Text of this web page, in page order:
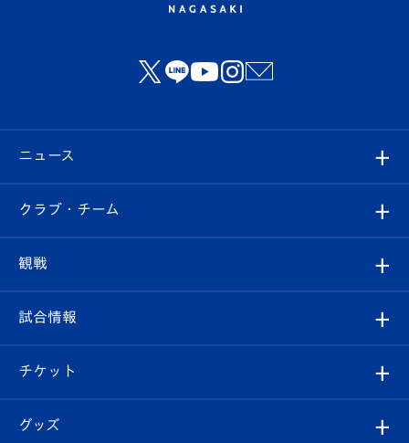
ニュース
すべて
クラブ
試合情報
チケット
クラブ・チーム
クラブ概要
エンブレム紹介
観戦
観戦ルール
はじめての観戦ガイド
試合情報
試合日程/結果
チケット
チケット
グッズ